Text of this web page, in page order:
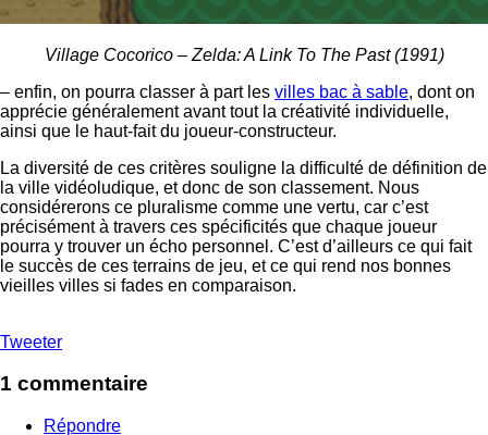
Village Cocorico – Zelda: A Link To The Past (1991)
– enfin, on pourra classer à part les villes bac à sable, dont on
apprécie généralement avant tout la créativité individuelle,
ainsi que le haut-fait du joueur-constructeur.
La diversité de ces critères souligne la difficulté de définition de
la ville vidéoludique, et donc de son classement. Nous
considérerons ce pluralisme comme une vertu, car c’est
précisément à travers ces spécificités que chaque joueur
pourra y trouver un écho personnel. C’est d’ailleurs ce qui fait
le succès de ces terrains de jeu, et ce qui rend nos bonnes
vieilles villes si fades en comparaison.
Tweeter
1 commentaire
Répondre